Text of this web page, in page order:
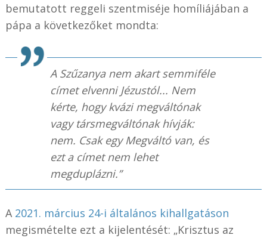
bemutatott reggeli szentmiséje homíliájában a
pápa a következőket mondta:
A Szűzanya nem akart semmiféle
címet elvenni Jézustól... Nem
kérte, hogy kvázi megváltónak
vagy társmegváltónak hívják:
nem. Csak egy Megváltó van, és
ezt a címet nem lehet
megduplázni.”
A 2021. március 24-i általános kihallgatáson
megismételte ezt a kijelentését: „Krisztus az